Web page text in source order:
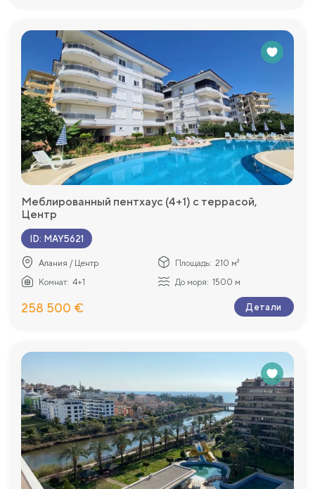
Меблированный пентхаус (4+1) с террасой,
Центр
ID: MAY5621
Алания / Центр Площадь: 210 м²
Комнат: 4+1 До моря: 1500 м
258 500 € Детали